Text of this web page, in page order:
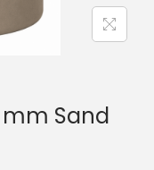
mm Sand